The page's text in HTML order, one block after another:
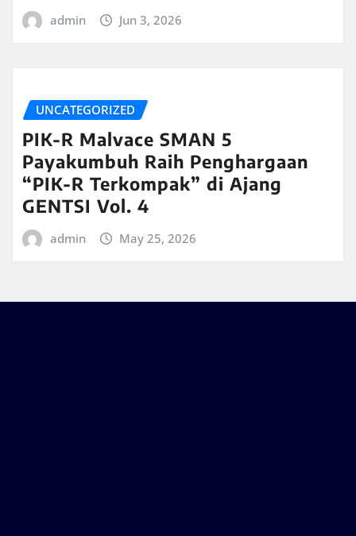
admin Jun 3, 2026
UNCATEGORIZED
PIK-R Malvace SMAN 5
Payakumbuh Raih Penghargaan
“PIK-R Terkompak” di Ajang
GENTSI Vol. 4
admin May 25, 2026